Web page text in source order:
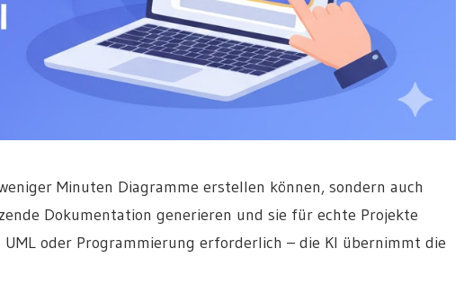
Minuten Diagramme erstellen können, sondern auch
Dokumentation generieren und sie für echte Projekte
oder Programmierung erforderlich – die KI übernimmt die